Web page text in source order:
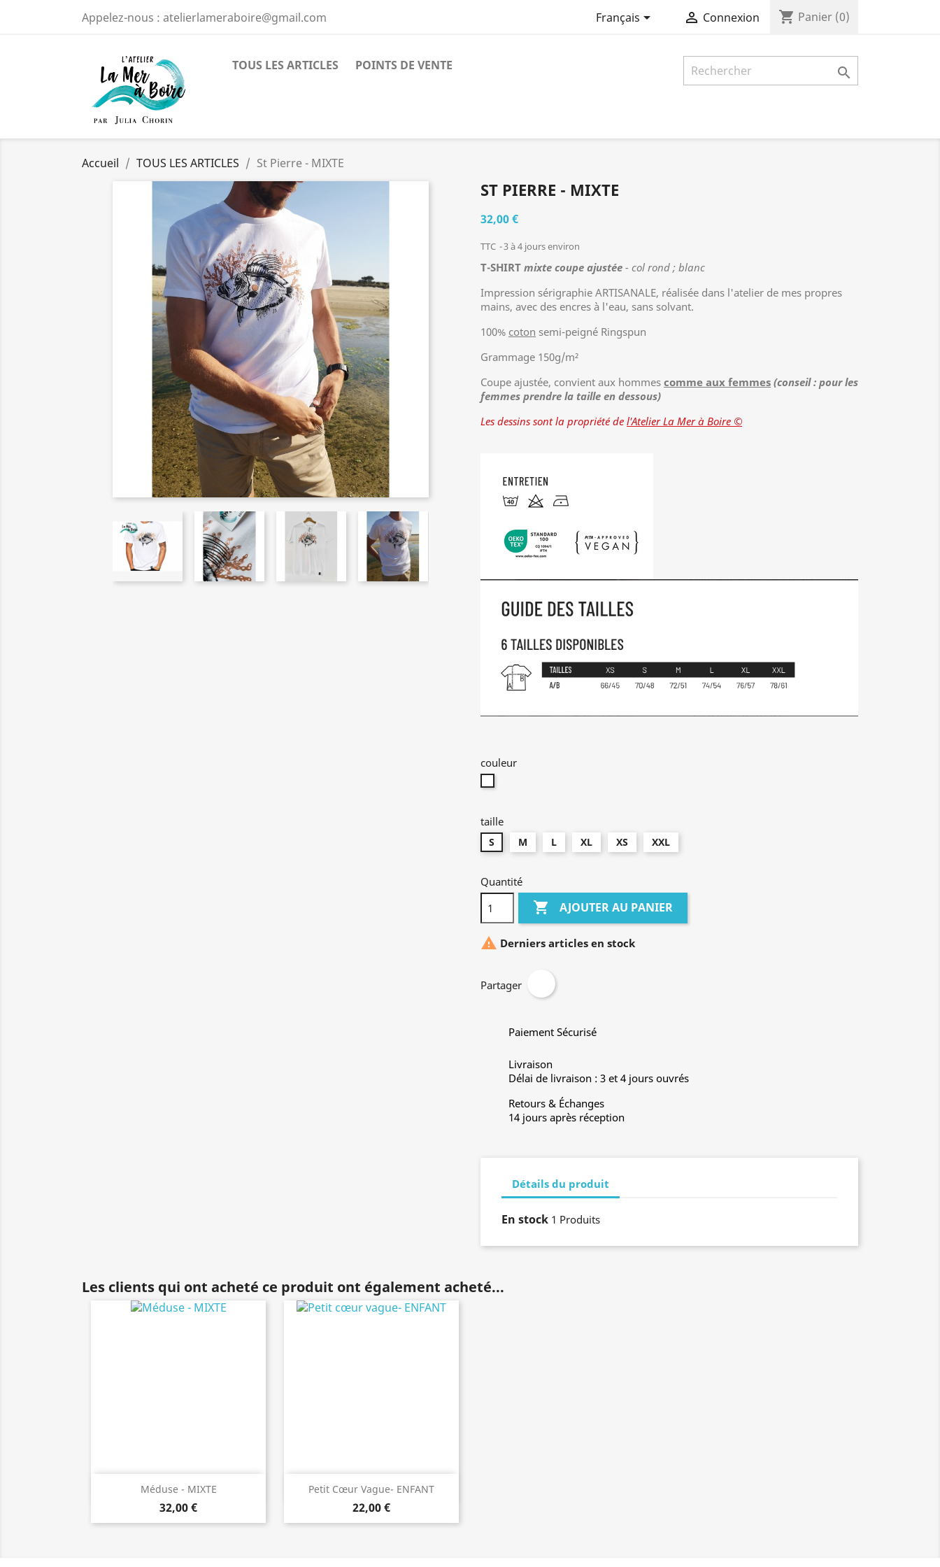
Appelez-nous : atelierlameraboire@gmail.com Français  Connexion shopping_cart Panier (0)
TOUS LES ARTICLES POINTS DE VENTE 
Accueil TOUS LES ARTICLES St Pierre - MIXTE
ST PIERRE - MIXTE
32,00 €
TTC 3 à 4 jours environ
T-SHIRT mixte coupe ajustée - col rond ; blanc
Impression sérigraphie ARTISANALE, réalisée dans l'atelier de mes propres
mains, avec des encres à l'eau, sans solvant.
100% coton semi-peigné Ringspun
Grammage 150g/m²
Coupe ajustée, convient aux hommes comme aux femmes (conseil : pour les
femmes prendre la taille en dessous)
Les dessins sont la propriété de l'Atelier La Mer à Boire ©
couleur
taille
S M L XL XS XXL
Quantité
 AJOUTER AU PANIER
 Derniers articles en stock
Partager
Paiement Sécurisé
Livraison
Délai de livraison : 3 et 4 jours ouvrés
Retours & Échanges
14 jours après réception
Détails du produit
En stock 1 Produits
Les clients qui ont acheté ce produit ont également acheté...
Méduse - MIXTE
32,00 €
Aperçu rapide Petit Cœur Vague- ENFANT
22,00 €
Aperçu rapide